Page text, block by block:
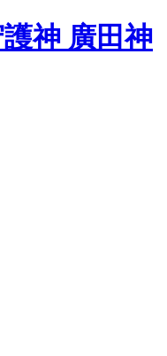
神 廣田神